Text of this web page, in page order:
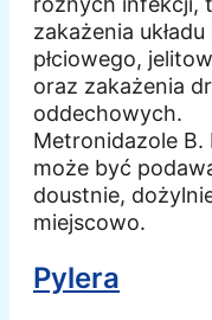
zakażenia
płciowego,
oraz zakażenia
oddechowych.
Metronidazole B.
może być
doustnie,
miejscowo.
Pylera